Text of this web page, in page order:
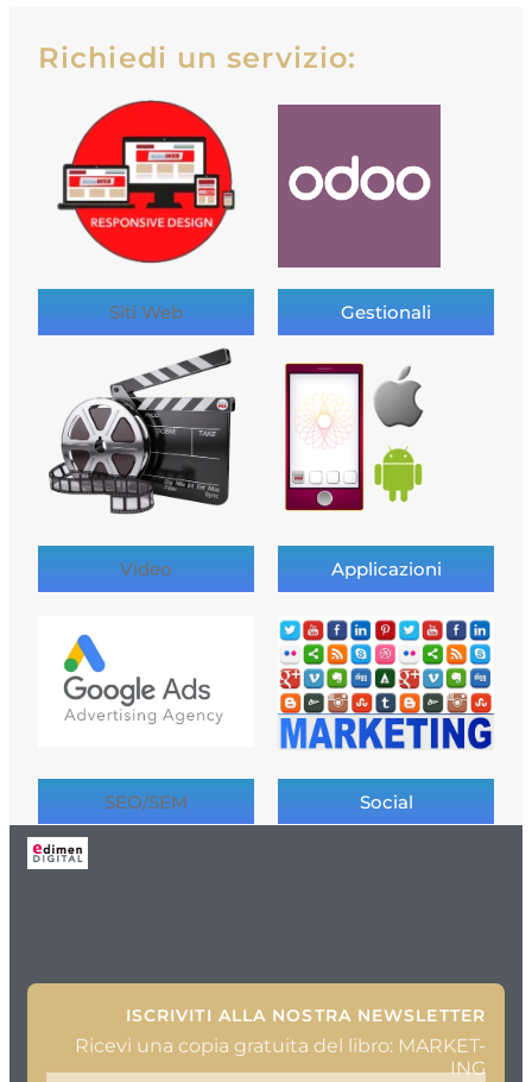
Richiedi un servizio:
Siti Web Gestionali
Video Applicazioni
SEO/SEM Social
ISCRIVITI ALLA NOSTRA NEWSLETTER
Ricevi una copia gratuita del libro: MARKET-
ING